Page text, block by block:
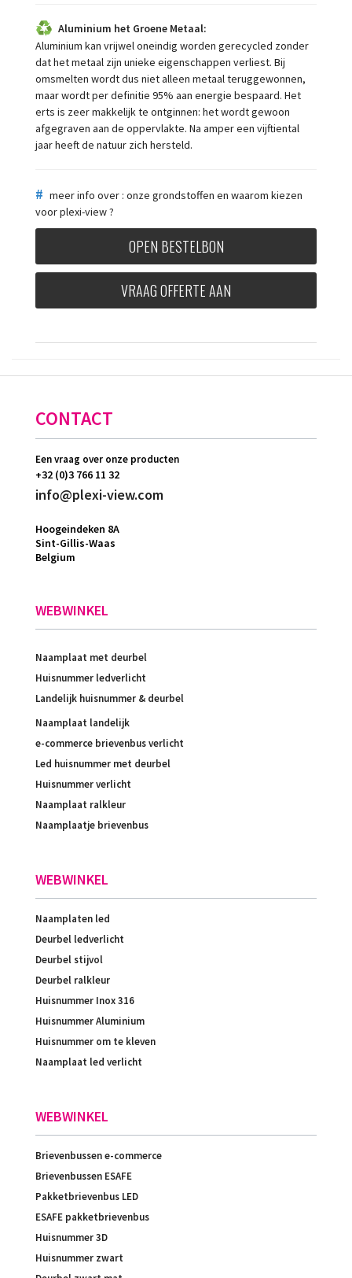
Aluminium het Groene Metaal:
Aluminium kan vrijwel oneindig worden gerecycled zonder
dat het metaal zijn unieke eigenschappen verliest. Bij
omsmelten wordt dus niet alleen metaal teruggewonnen,
maar wordt per definitie 95% aan energie bespaard. Het
erts is zeer makkelijk te ontginnen: het wordt gewoon
afgegraven aan de oppervlakte. Na amper een vijftiental
jaar heeft de natuur zich hersteld.
# meer info over : onze grondstoffen en waarom kiezen
voor plexi-view ?
OPEN BESTELBON
VRAAG OFFERTE AAN
CONTACT
Een vraag over onze producten
+32 (0)3 766 11 32
info@plexi-view.com
Hoogeindeken 8A
Sint-Gillis-Waas
Belgium
WEBWINKEL
Naamplaat met deurbel
Huisnummer ledverlicht
Landelijk huisnummer & deurbel
Naamplaat landelijk
e-commerce brievenbus verlicht
Led huisnummer met deurbel
Huisnummer verlicht
Naamplaat ralkleur
Naamplaatje brievenbus
WEBWINKEL
Naamplaten led
Deurbel ledverlicht
Deurbel stijvol
Deurbel ralkleur
Huisnummer Inox 316
Huisnummer Aluminium
Huisnummer om te kleven
Naamplaat led verlicht
WEBWINKEL
Brievenbussen e-commerce
Brievenbussen ESAFE
Pakketbrievenbus LED
ESAFE pakketbrievenbus
Huisnummer 3D
Huisnummer zwart